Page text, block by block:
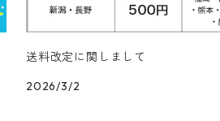
送料改定に関しまして
2026/3/2